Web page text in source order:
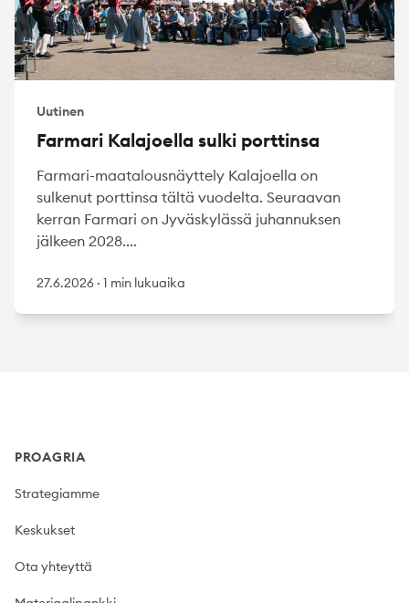
Uutinen
Farmari Kalajoella sulki porttinsa
Farmari-maatalousnäyttely Kalajoella on
sulkenut porttinsa tältä vuodelta. Seuraavan
kerran Farmari on Jyväskylässä juhannuksen
jälkeen 2028....
27.6.2026 · 1 min lukuaika
PROAGRIA
Strategiamme
Keskukset
Ota yhteyttä